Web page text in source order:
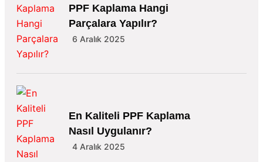
PPF Kaplama Hangi
Parçalara Yapılır?
6 Aralık 2025
En Kaliteli PPF Kaplama
Nasıl Uygulanır?
4 Aralık 2025